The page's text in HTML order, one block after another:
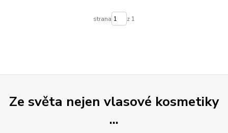
strana z 1
Ze světa nejen vlasové kosmetiky
...